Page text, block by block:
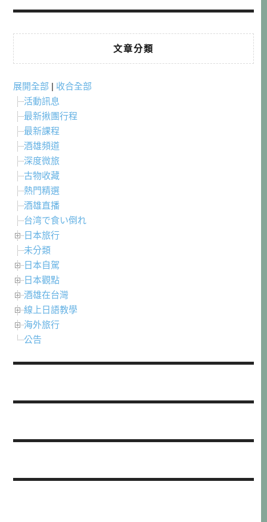
文章分類
展開全部 | 收合全部
活動訊息
最新揪團行程
最新課程
酒雄頻道
深度微旅
古物收藏
熱門精選
酒雄直播
台湾で食い倒れ
日本旅行
未分類
日本自駕
日本觀點
酒雄在台灣
線上日語教學
海外旅行
公告